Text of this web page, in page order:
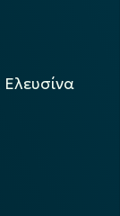
Ελευσίνα